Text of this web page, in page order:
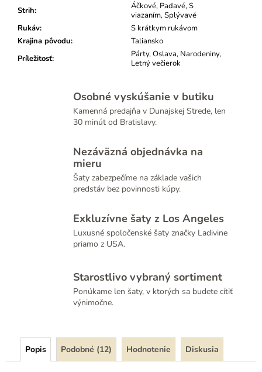
Strih:
Áčkové, Padavé, S
viazaním, Splývavé
Rukáv:
S krátkym rukávom
Krajina pôvodu:
Taliansko
Príležitosť:
Párty, Oslava, Narodeniny,
Letný večierok
Osobné vyskúšanie v butiku
Kamenná predajňa v Dunajskej Strede, len
30 minút od Bratislavy.
Nezáväzná objednávka na
mieru
Šaty zabezpečíme na základe vašich
predstáv bez povinnosti kúpy.
Exkluzívne šaty z Los Angeles
Luxusné spoločenské šaty značky Ladivine
priamo z USA.
Starostlivo vybraný sortiment
Ponúkame len šaty, v ktorých sa budete cítiť
výnimočne.
Popis Podobné (12) Hodnotenie Diskusia